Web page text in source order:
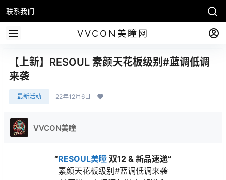
联系我们
VVCON美瞳网
【上新】RESOUL 素颜天花板级别#蓝调低调
来袭
最新活动 22年12月6日
VVCON美瞳
“RESOUL美瞳 双12 & 新品速递”
素颜天花板级别#蓝调低调来袭